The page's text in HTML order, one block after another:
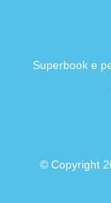
Superbook е
© Copyright